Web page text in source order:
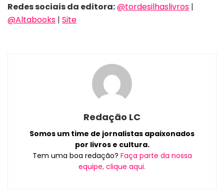
Redes sociais da editora:@tordesilhaslivros |
@Altabooks | Site
Redação LC
Somos um time de jornalistas apaixonados
por livros e cultura.
Tem uma boa redação? Faça parte da nossa
equipe, clique aqui.